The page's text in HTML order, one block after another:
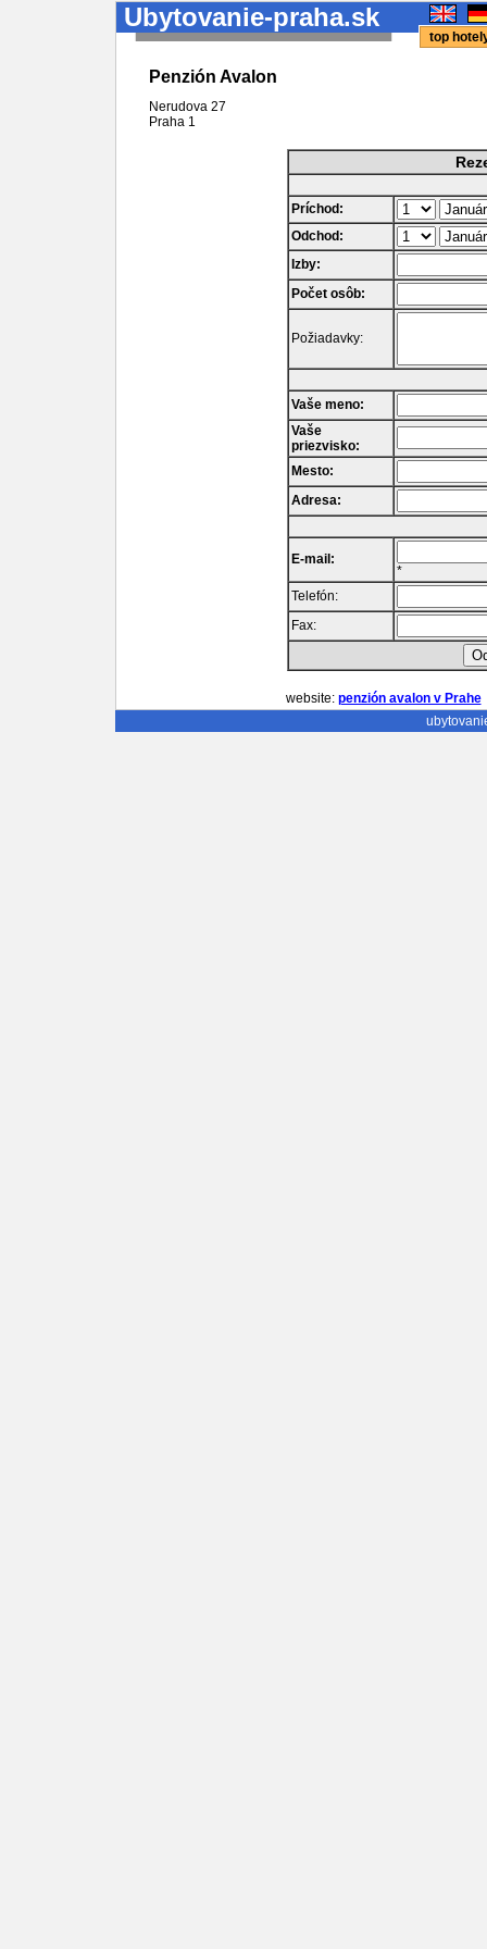
Ubytovanie-praha.sk
top
Penzión Avalon
Nerudova 27
Praha 1
Príchod:
Odchod:
Izby:
Počet osôb:
Požiadavky:
Vaše meno:
Vaše
priezvisko:
Mesto:
Adresa:
E-mail:
*
Telefón:
Fax:
website: penzión avalon v Prahe